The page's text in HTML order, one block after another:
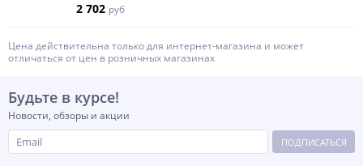
2 702 руб
Цена действительна только для интернет-магазина и может
отличаться от цен в розничных магазинах
Будьте в курсе!
Новости, обзоры и акции
ПОДПИСАТЬСЯ